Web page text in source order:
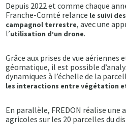
Depuis 2022 et comme chaque
Franche-Comté relance le suivi
campagnol terrestre, avec une
l’utilisation d’un drone.
Grâce aux prises de vue aériennes
géomatique, il est possible
dynamiques à l’échelle de la
les interactions entre végétation
En parallèle, FREDON réalise une
agricoles sur les 20 parcelles du